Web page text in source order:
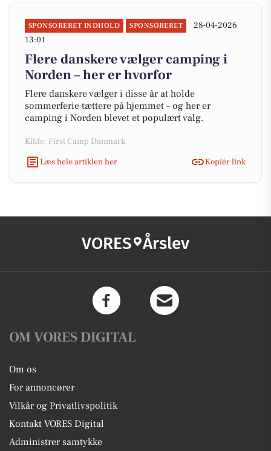
SPONSORERET INDHOLD SPONSORERET
28-04-2026
13:01
Flere danskere vælger camping i
Norden – her er hvorfor
Flere danskere vælger i disse år at holde
sommerferie tættere på hjemmet – og her er
camping i Norden blevet et populært valg.
Kilde: First Camp Danmark
Læs hele artiklen her
Kopiér link
VORES Årslev
OM VORES DIGITAL
Om os
For annoncører
Vilkår og Privatlivspolitik
Kontakt VORES Digital
Administrer samtykke